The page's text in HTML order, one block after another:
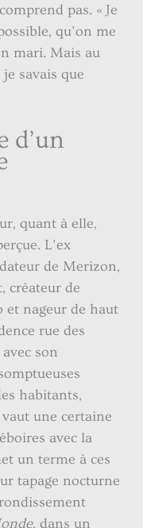
pas. « Je
qu’on me
mari. Mais au
savais que
d’un
quant à elle,
L’ex
de Merizon,
créateur de
et nageur de haut
rue des
son
habitants,
une certaine
avec la
un terme à ces
tapage nocturne
, dans un